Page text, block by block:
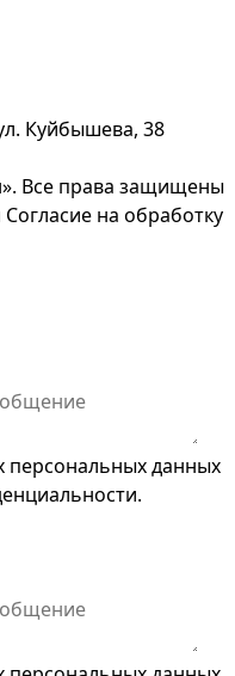
Куйбышева, 38
Все права защищены
Согласие на обработку
персональных данных
.